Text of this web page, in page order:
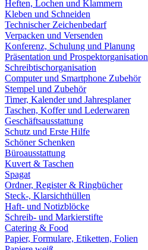
Heften, Lochen und Klammern
Kleben und Schneiden
Technischer Zeichenbedarf
Verpacken und Versenden
Konferenz, Schulung und Planung
Präsentation und Prospektorganisation
Schreibtischorganisation
Computer und Smartphone Zubehör
Stempel und Zubehör
Timer, Kalender und Jahresplaner
Taschen, Koffer und Lederwaren
Geschäftsausstattung
Schutz und Erste Hilfe
Schöner Schenken
Büroausstattung
Kuvert & Taschen
Spagat
Ordner, Register & Ringbücher
Steck-, Klarsichthüllen
Haft- und Notizblöcke
Schreib- und Markierstifte
Catering & Food
Papier, Formulare, Etiketten, Folien